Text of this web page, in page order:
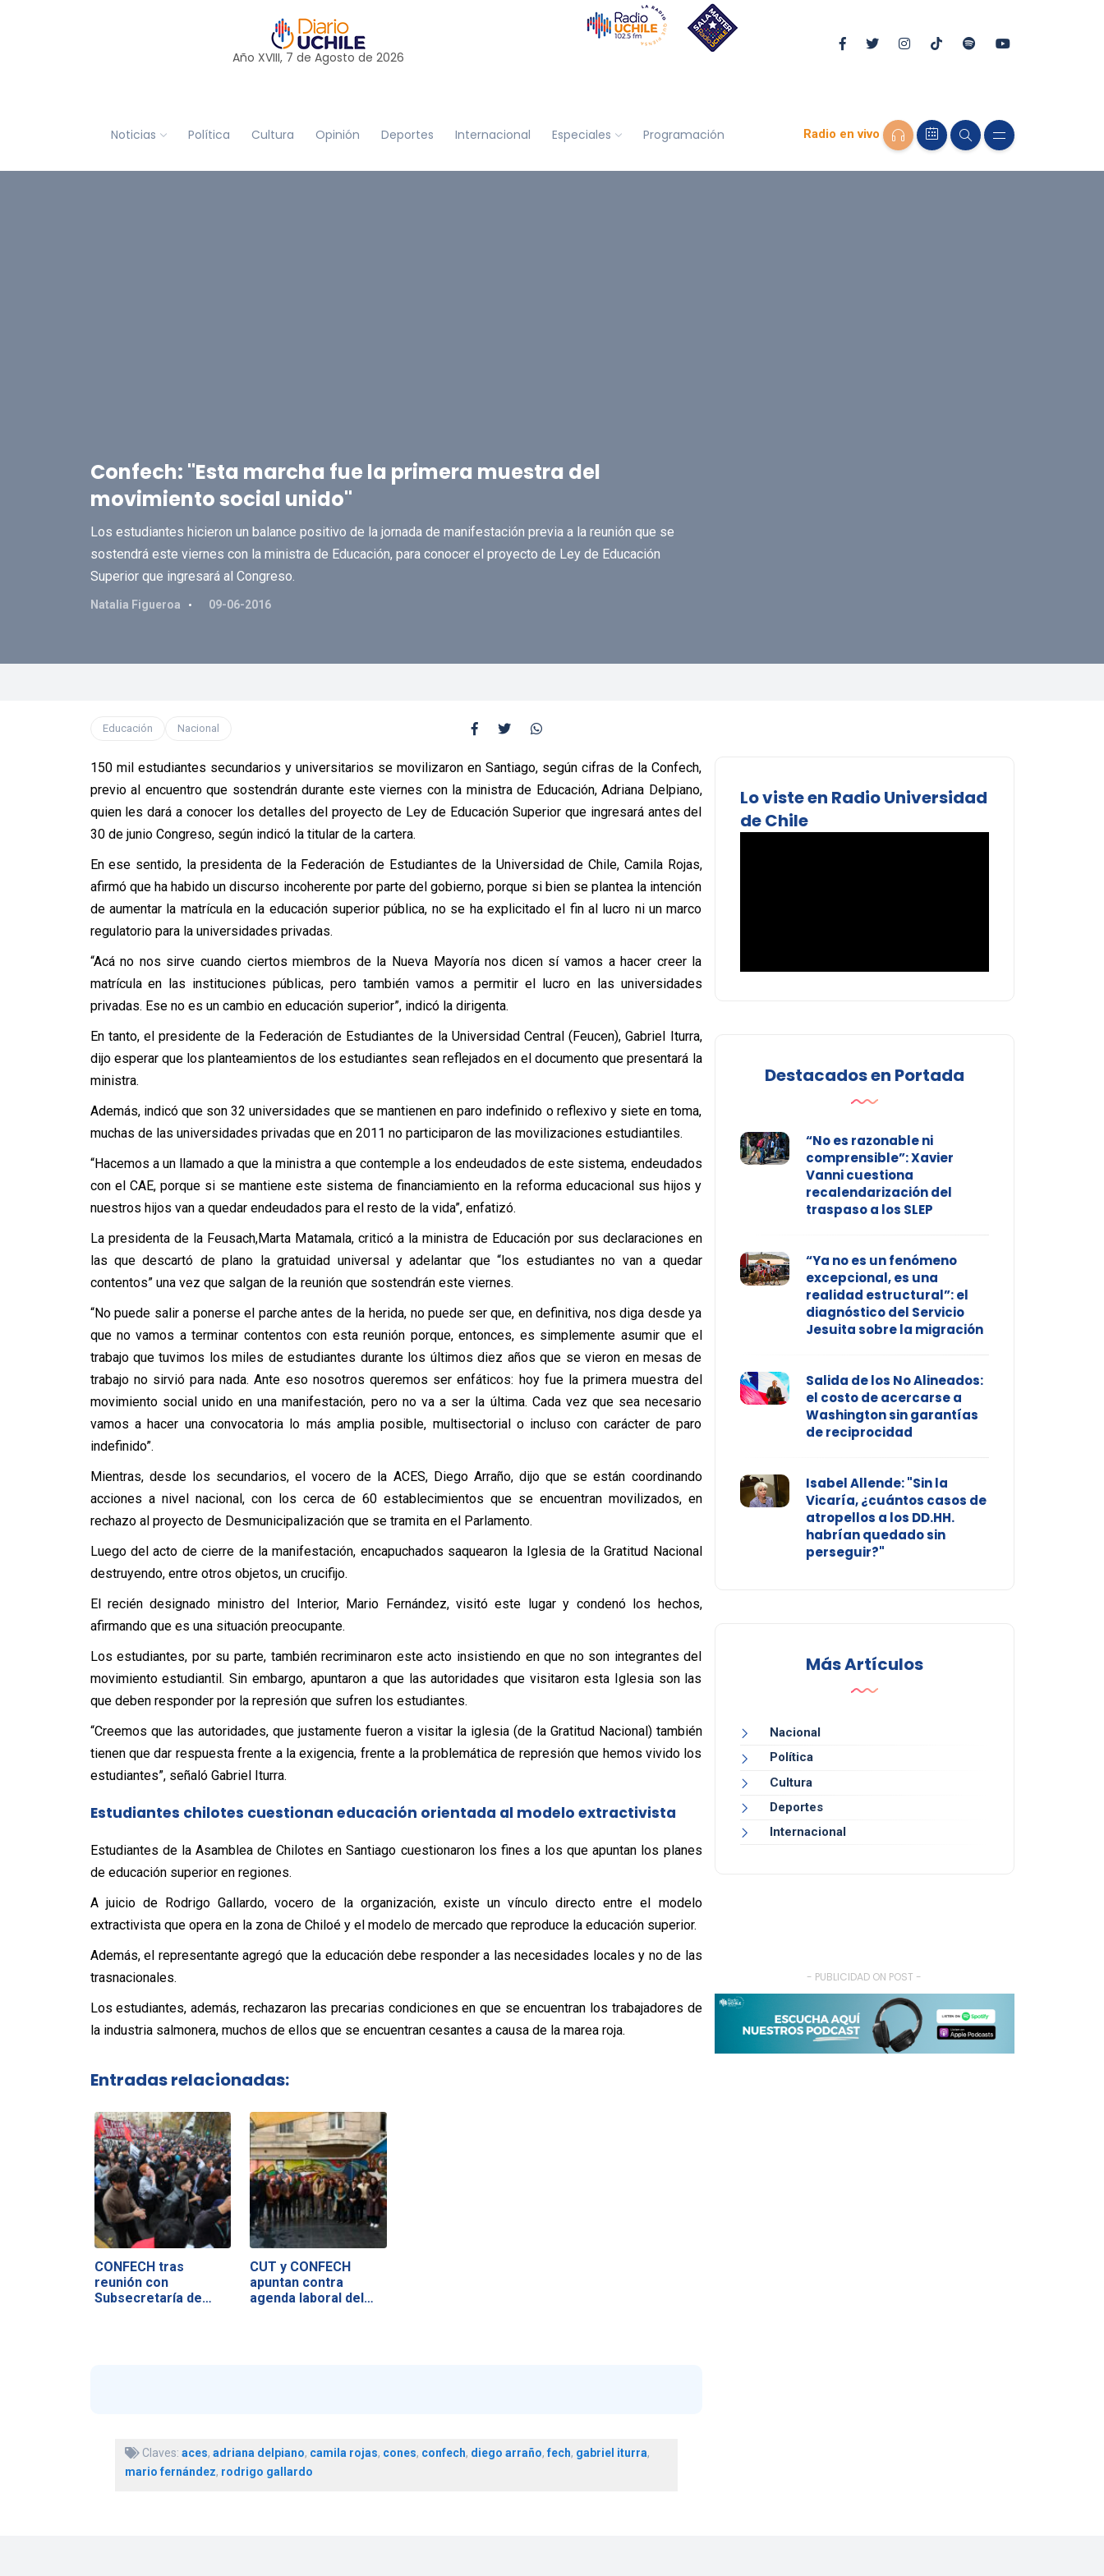
Año XVIII, 7 de Agosto de 2026
Noticias Política Cultura Opinión Deportes Internacional Especiales Programación Radio en vivo
Confech: "Esta marcha fue la primera muestra del
movimiento social unido"
Los estudiantes hicieron un balance positivo de la jornada de manifestación previa a la reunión que se
sostendrá este viernes con la ministra de Educación, para conocer el proyecto de Ley de Educación
Superior que ingresará al Congreso.
Natalia Figueroa 09-06-2016
Educación Nacional
150 mil estudiantes secundarios y universitarios se movilizaron en Santiago, según cifras de la Confech,
previo al encuentro que sostendrán durante este viernes con la ministra de Educación, Adriana Delpiano,
quien les dará a conocer los detalles del proyecto de Ley de Educación Superior que ingresará antes del
30 de junio Congreso, según indicó la titular de la cartera.
En ese sentido, la presidenta de la Federación de Estudiantes de la Universidad de Chile, Camila Rojas,
afirmó que ha habido un discurso incoherente por parte del gobierno, porque si bien se plantea la intención
de aumentar la matrícula en la educación superior pública, no se ha explicitado el fin al lucro ni un marco
regulatorio para la universidades privadas.
“Acá no nos sirve cuando ciertos miembros de la Nueva Mayoría nos dicen sí vamos a hacer creer la
matrícula en las instituciones públicas, pero también vamos a permitir el lucro en las universidades
privadas. Ese no es un cambio en educación superior”, indicó la dirigenta.
En tanto, el presidente de la Federación de Estudiantes de la Universidad Central (Feucen), Gabriel Iturra,
dijo esperar que los planteamientos de los estudiantes sean reflejados en el documento que presentará la
ministra.
Además, indicó que son 32 universidades que se mantienen en paro indefinido o reflexivo y siete en toma,
muchas de las universidades privadas que en 2011 no participaron de las movilizaciones estudiantiles.
“Hacemos a un llamado a que la ministra a que contemple a los endeudados de este sistema, endeudados
con el CAE, porque si se mantiene este sistema de financiamiento en la reforma educacional sus hijos y
nuestros hijos van a quedar endeudados para el resto de la vida”, enfatizó.
La presidenta de la Feusach,Marta Matamala, criticó a la ministra de Educación por sus declaraciones en
las que descartó de plano la gratuidad universal y adelantar que “los estudiantes no van a quedar
contentos” una vez que salgan de la reunión que sostendrán este viernes.
“No puede salir a ponerse el parche antes de la herida, no puede ser que, en definitiva, nos diga desde ya
que no vamos a terminar contentos con esta reunión porque, entonces, es simplemente asumir que el
trabajo que tuvimos los miles de estudiantes durante los últimos diez años que se vieron en mesas de
trabajo no sirvió para nada. Ante eso nosotros queremos ser enfáticos: hoy fue la primera muestra del
movimiento social unido en una manifestación, pero no va a ser la última. Cada vez que sea necesario
vamos a hacer una convocatoria lo más amplia posible, multisectorial o incluso con carácter de paro
indefinido”.
Mientras, desde los secundarios, el vocero de la ACES, Diego Arraño, dijo que se están coordinando
acciones a nivel nacional, con los cerca de 60 establecimientos que se encuentran movilizados, en
rechazo al proyecto de Desmunicipalización que se tramita en el Parlamento.
Luego del acto de cierre de la manifestación, encapuchados saquearon la Iglesia de la Gratitud Nacional
destruyendo, entre otros objetos, un crucifijo.
El recién designado ministro del Interior, Mario Fernández, visitó este lugar y condenó los hechos,
afirmando que es una situación preocupante.
Los estudiantes, por su parte, también recriminaron este acto insistiendo en que no son integrantes del
movimiento estudiantil. Sin embargo, apuntaron a que las autoridades que visitaron esta Iglesia son las
que deben responder por la represión que sufren los estudiantes.
“Creemos que las autoridades, que justamente fueron a visitar la iglesia (de la Gratitud Nacional) también
tienen que dar respuesta frente a la exigencia, frente a la problemática de represión que hemos vivido los
estudiantes”, señaló Gabriel Iturra.
Estudiantes chilotes cuestionan educación orientada al modelo extractivista
Estudiantes de la Asamblea de Chilotes en Santiago cuestionaron los fines a los que apuntan los planes
de educación superior en regiones.
A juicio de Rodrigo Gallardo, vocero de la organización, existe un vínculo directo entre el modelo
extractivista que opera en la zona de Chiloé y el modelo de mercado que reproduce la educación superior.
Además, el representante agregó que la educación debe responder a las necesidades locales y no de las
trasnacionales.
Los estudiantes, además, rechazaron las precarias condiciones en que se encuentran los trabajadores de
la industria salmonera, muchos de ellos que se encuentran cesantes a causa de la marea roja.
Entradas relacionadas:
CONFECH tras
reunión con
Subsecretaría de
CUT y CONFECH
apuntan contra
agenda laboral del…
Claves: aces, adriana delpiano, camila rojas, cones, confech, diego arraño,fech, gabriel iturra,
mario fernández, rodrigo gallardo
Lo viste en Radio Universidad
de Chile
Destacados en Portada
“No es razonable ni
comprensible”: Xavier
Vanni cuestiona
recalendarización del
traspaso a los SLEP
“Ya no es un fenómeno
excepcional, es una
realidad estructural”: el
diagnóstico del Servicio
Jesuita sobre la migración
Salida de los No Alineados:
el costo de acercarse a
Washington sin garantías
de reciprocidad
Isabel Allende: "Sin la
Vicaría, ¿cuántos casos de
atropellos a los DD.HH.
habrían quedado sin
perseguir?"
Más Artículos
Nacional
Política
Cultura
Deportes
Internacional
- PUBLICIDAD ON POST -